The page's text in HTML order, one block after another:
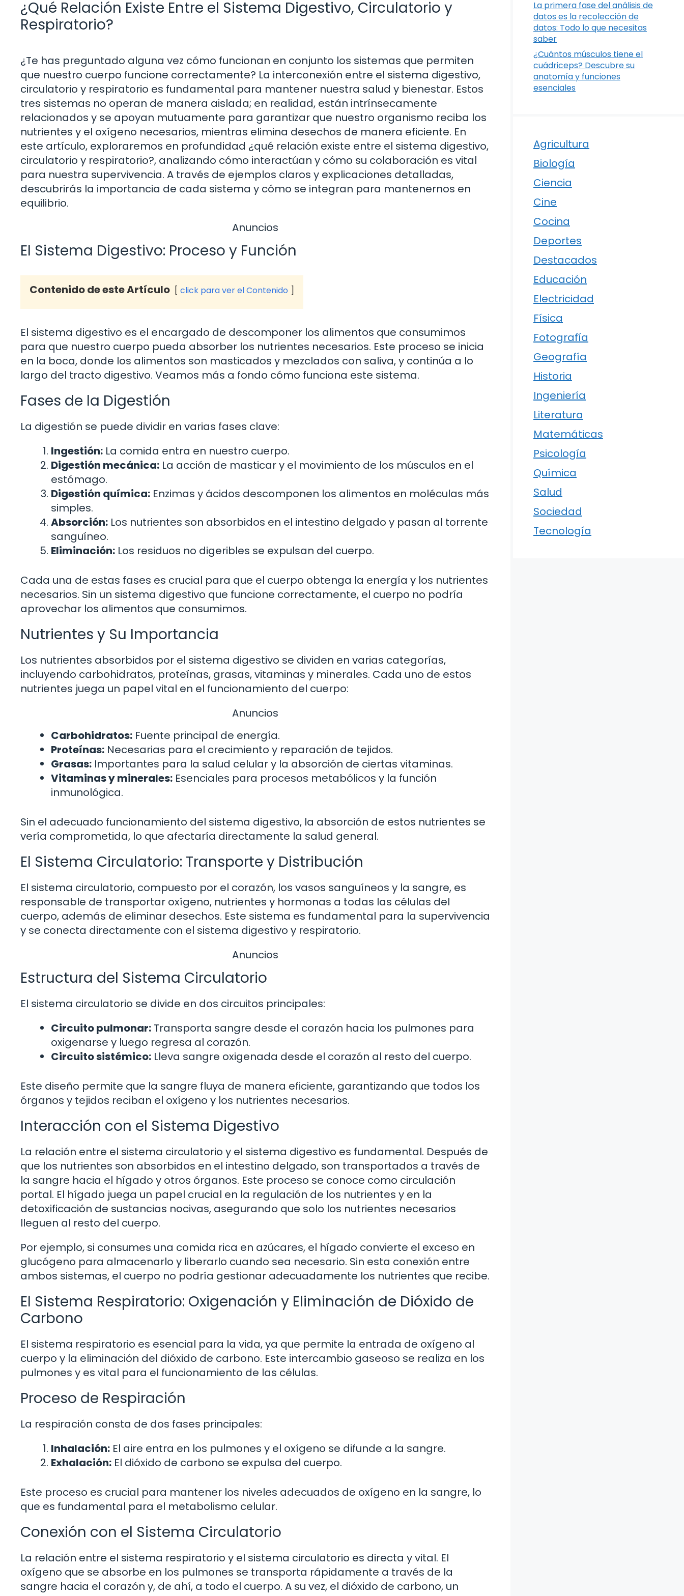
¿Qué Relación Existe Entre el Sistema Digestivo, Circulatorio y
Respiratorio?
¿Te has preguntado alguna vez cómo funcionan en conjunto los sistemas que permiten
que nuestro cuerpo funcione correctamente? La interconexión entre el sistema digestivo,
circulatorio y respiratorio es fundamental para mantener nuestra salud y bienestar. Estos
tres sistemas no operan de manera aislada; en realidad, están intrínsecamente
relacionados y se apoyan mutuamente para garantizar que nuestro organismo reciba los
nutrientes y el oxígeno necesarios, mientras elimina desechos de manera eficiente. En
este artículo, exploraremos en profundidad ¿qué relación existe entre el sistema digestivo,
circulatorio y respiratorio?, analizando cómo interactúan y cómo su colaboración es vital
para nuestra supervivencia. A través de ejemplos claros y explicaciones detalladas,
descubrirás la importancia de cada sistema y cómo se integran para mantenernos en
equilibrio.
Anuncios
El Sistema Digestivo: Proceso y Función
Contenido de este Artículo click para ver el Contenido
El sistema digestivo es el encargado de descomponer los alimentos que consumimos
para que nuestro cuerpo pueda absorber los nutrientes necesarios. Este proceso se inicia
en la boca, donde los alimentos son masticados y mezclados con saliva, y continúa a lo
largo del tracto digestivo. Veamos más a fondo cómo funciona este sistema.
Fases de la Digestión
La digestión se puede dividir en varias fases clave:
Ingestión: La comida entra en nuestro cuerpo.
Digestión mecánica: La acción de masticar y el movimiento de los músculos en el
estómago.
Digestión química: Enzimas y ácidos descomponen los alimentos en moléculas más
simples.
Absorción: Los nutrientes son absorbidos en el intestino delgado y pasan al torrente
sanguíneo.
Eliminación: Los residuos no digeribles se expulsan del cuerpo.
Cada una de estas fases es crucial para que el cuerpo obtenga la energía y los nutrientes
necesarios. Sin un sistema digestivo que funcione correctamente, el cuerpo no podría
aprovechar los alimentos que consumimos.
Nutrientes y Su Importancia
Los nutrientes absorbidos por el sistema digestivo se dividen en varias categorías,
incluyendo carbohidratos, proteínas, grasas, vitaminas y minerales. Cada uno de estos
nutrientes juega un papel vital en el funcionamiento del cuerpo:
Anuncios
Carbohidratos: Fuente principal de energía.
Proteínas: Necesarias para el crecimiento y reparación de tejidos.
Grasas: Importantes para la salud celular y la absorción de ciertas vitaminas.
Vitaminas y minerales: Esenciales para procesos metabólicos y la función
inmunológica.
Sin el adecuado funcionamiento del sistema digestivo, la absorción de estos nutrientes se
vería comprometida, lo que afectaría directamente la salud general.
El Sistema Circulatorio: Transporte y Distribución
El sistema circulatorio, compuesto por el corazón, los vasos sanguíneos y la sangre, es
responsable de transportar oxígeno, nutrientes y hormonas a todas las células del
cuerpo, además de eliminar desechos. Este sistema es fundamental para la supervivencia
y se conecta directamente con el sistema digestivo y respiratorio.
Anuncios
Estructura del Sistema Circulatorio
El sistema circulatorio se divide en dos circuitos principales:
Circuito pulmonar: Transporta sangre desde el corazón hacia los pulmones para
oxigenarse y luego regresa al corazón.
Circuito sistémico: Lleva sangre oxigenada desde el corazón al resto del cuerpo.
Este diseño permite que la sangre fluya de manera eficiente, garantizando que todos los
órganos y tejidos reciban el oxígeno y los nutrientes necesarios.
Interacción con el Sistema Digestivo
La relación entre el sistema circulatorio y el sistema digestivo es fundamental. Después de
que los nutrientes son absorbidos en el intestino delgado, son transportados a través de
la sangre hacia el hígado y otros órganos. Este proceso se conoce como circulación
portal. El hígado juega un papel crucial en la regulación de los nutrientes y en la
detoxificación de sustancias nocivas, asegurando que solo los nutrientes necesarios
lleguen al resto del cuerpo.
Por ejemplo, si consumes una comida rica en azúcares, el hígado convierte el exceso en
glucógeno para almacenarlo y liberarlo cuando sea necesario. Sin esta conexión entre
ambos sistemas, el cuerpo no podría gestionar adecuadamente los nutrientes que recibe.
El Sistema Respiratorio: Oxigenación y Eliminación de Dióxido de
Carbono
El sistema respiratorio es esencial para la vida, ya que permite la entrada de oxígeno al
cuerpo y la eliminación del dióxido de carbono. Este intercambio gaseoso se realiza en los
pulmones y es vital para el funcionamiento de las células.
Proceso de Respiración
La respiración consta de dos fases principales:
Inhalación: El aire entra en los pulmones y el oxígeno se difunde a la sangre.
Exhalación: El dióxido de carbono se expulsa del cuerpo.
Este proceso es crucial para mantener los niveles adecuados de oxígeno en la sangre, lo
que es fundamental para el metabolismo celular.
Conexión con el Sistema Circulatorio
La relación entre el sistema respiratorio y el sistema circulatorio es directa y vital. El
oxígeno que se absorbe en los pulmones se transporta rápidamente a través de la
sangre hacia el corazón y, de ahí, a todo el cuerpo. A su vez, el dióxido de carbono, un
La primera fase del análisis de
datos es la recolección de
datos: Todo lo que necesitas
saber
¿Cuántos músculos tiene el
cuádriceps? Descubre su
anatomía y funciones
esenciales
Agricultura
Biología
Ciencia
Cine
Cocina
Deportes
Destacados
Educación
Electricidad
Física
Fotografía
Geografía
Historia
Ingeniería
Literatura
Matemáticas
Psicología
Química
Salud
Sociedad
Tecnología